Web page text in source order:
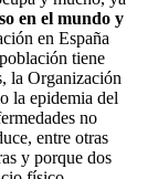
en el mundo y
en España
tiene
la Organización
la epidemia del
no
entre otras
y porque dos